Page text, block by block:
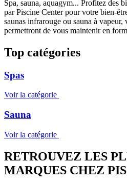
Spa, sauna, aquagym... Profitez des
par Piscine Center pour votre bien-
saunas infrarouge ou sauna à
permettront de vous maintenir en
Top catégories
Spas
Voir la catégorie
Sauna
Voir la catégorie
RETROUVEZ LES
MARQUES CHEZ